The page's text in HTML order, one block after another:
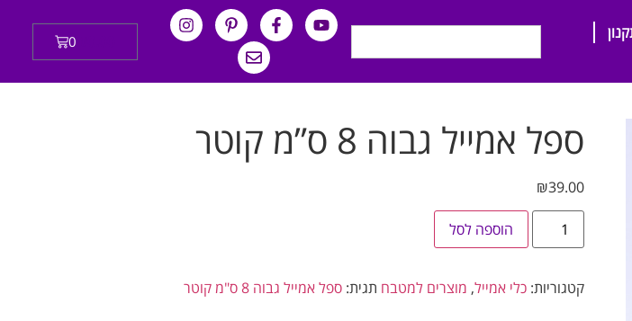
0
ספל אמייל גבוה 8 ס”מ קוטר
₪39.00
הוספה לסל
קטגוריות: כלי אמייל, מוצרים למטבח תגית: ספל אמייל גבוה 8 ס"מ קוטר